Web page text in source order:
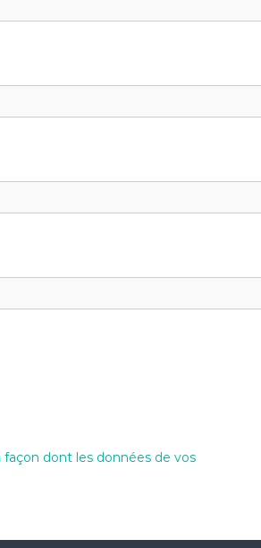
façon dont les données de vos